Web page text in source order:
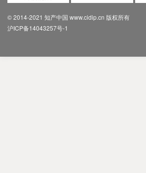
© 2014-2021 知产中国 www.cidip.cn 版权所有
沪ICP备14043257号-1